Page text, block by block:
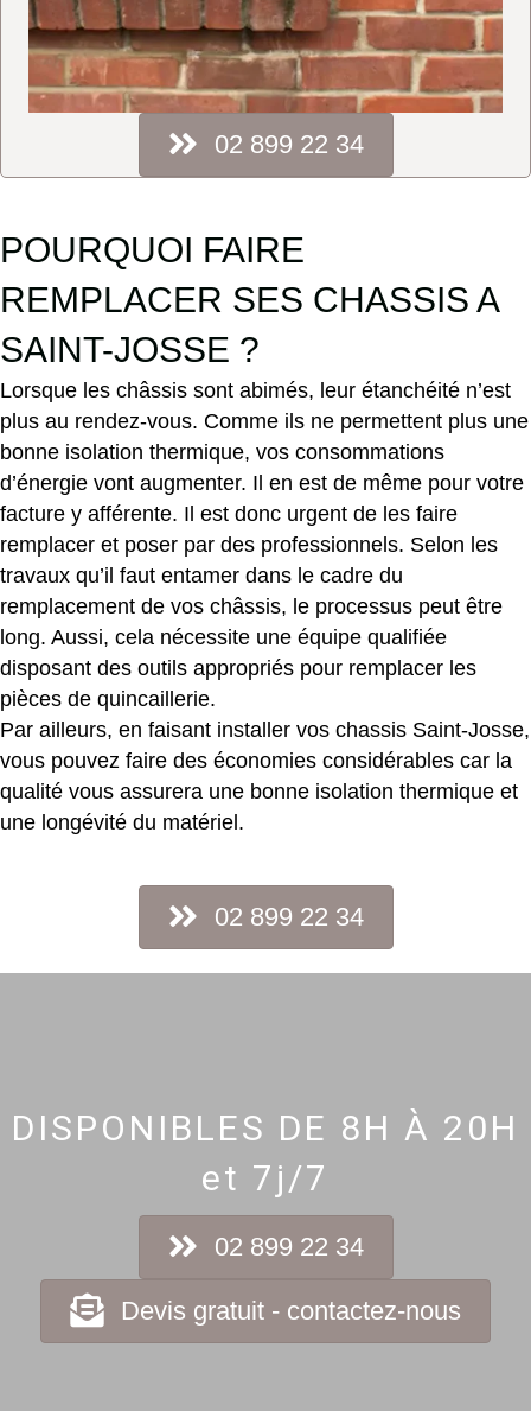
02 899 22 34
POURQUOI FAIRE
REMPLACER SES CHASSIS A
SAINT-JOSSE ?
Lorsque les châssis sont abimés, leur étanchéité n’est
plus au rendez-vous. Comme ils ne permettent plus une
bonne isolation thermique, vos consommations
d’énergie vont augmenter. Il en est de même pour votre
facture y afférente. Il est donc urgent de les faire
remplacer et poser par des professionnels. Selon les
travaux qu’il faut entamer dans le cadre du
remplacement de vos châssis, le processus peut être
long. Aussi, cela nécessite une équipe qualifiée
disposant des outils appropriés pour remplacer les
pièces de quincaillerie.
Par ailleurs, en faisant installer vos chassis Saint-Josse,
vous pouvez faire des économies considérables car la
qualité vous assurera une bonne isolation thermique et
une longévité du matériel.
02 899 22 34
DISPONIBLES DE 8H À 20H
et 7j/7
02 899 22 34
Devis gratuit - contactez-nous